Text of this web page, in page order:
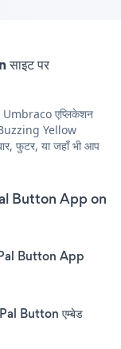
पर
एप्लिकेशन
Buzzing Yellow
फुटर, या जहाँ भी आप
Button App on
Button App
Button एम्बेड